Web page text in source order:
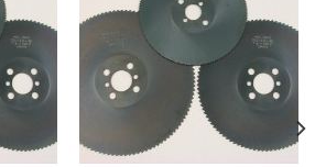
Meine
hinzufügen